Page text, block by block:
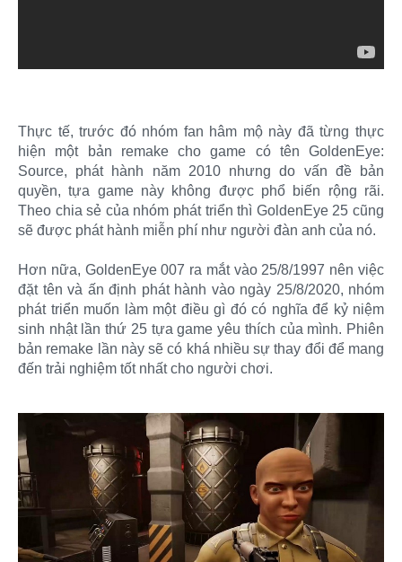
Thực tế, trước đó nhóm fan hâm mộ này đã từng thực
hiện một bản remake cho game có tên GoldenEye:
Source, phát hành năm 2010 nhưng do vấn đề bản
quyền, tựa game này không được phổ biến rộng rãi.
Theo chia sẻ của nhóm phát triển thì GoldenEye 25 cũng
sẽ được phát hành miễn phí như người đàn anh của nó.
Hơn nữa, GoldenEye 007 ra mắt vào 25/8/1997 nên việc
đặt tên và ấn định phát hành vào ngày 25/8/2020, nhóm
phát triển muốn làm một điều gì đó có nghĩa để kỷ niệm
sinh nhật lần thứ 25 tựa game yêu thích của mình. Phiên
bản remake lần này sẽ có khá nhiều sự thay đổi để mang
đến trải nghiệm tốt nhất cho người chơi.